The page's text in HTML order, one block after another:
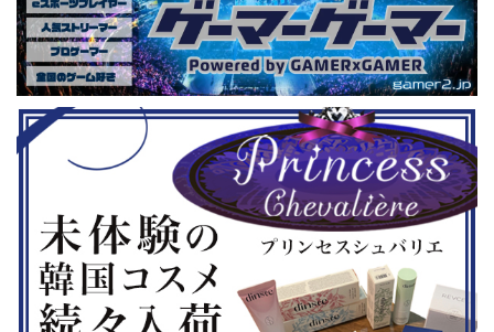
ム） 注目
セット』
ホラーゲー
『鉄拳8
す。 ちなみに、ゲストのプロレスラ
ーである蝶野正洋さんは今年60歳に
なるそうです。トークセッションに登
場しますよ。 この記事のポイント ・
大会参加者は60歳以上 ・3地区で予
選あり。予選は8月24日、25日と9月
22日。本戦は9月22日（事前エ ...
売されたば
要チェック
ル」に『ユ
登場！『龍
リロード』
は、
ンドーeショ
...